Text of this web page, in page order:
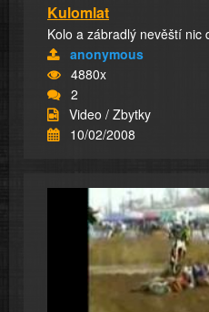
Kulomlat
Kolo a zábradlý nevěští nic
anonymous
4880x
2
Video / Zbytky
10/02/2008